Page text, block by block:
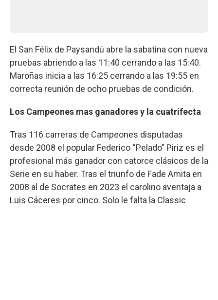
El San Félix de Paysandú abre la sabatina con nueva
pruebas abriendo a las 11:40 cerrando a las 15:40.
Maroñas inicia a las 16:25 cerrando a las 19:55 en
correcta reunión de ocho pruebas de condición.
Los Campeones mas ganadores y la cuatrifecta
Tras 116 carreras de Campeones disputadas
desde 2008 el popular Federico “Pelado” Piriz es el
profesional más ganador con catorce clásicos de la
Serie en su haber. Tras el triunfo de Fade Amita en
2008 al de Socrates en 2023 el carolino aventaja a
Luis Cáceres por cinco. Solo le falta la Classic